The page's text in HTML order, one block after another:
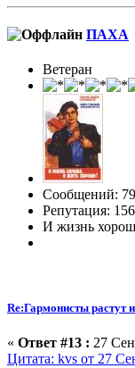
ПАХА
Ветеран
Сообщений:
Репутация: 156
И жизнь
Re:Гармонисты растут
« Ответ #13 : 27
Цитата: kvs от 27